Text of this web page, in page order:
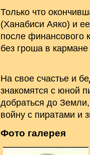
Только что
(Ханабиси Аяко) и
после финансового
без гроша в
На свое счастье и
знакомятся с юной
добраться до
войну с пиратами и
Фото галерея